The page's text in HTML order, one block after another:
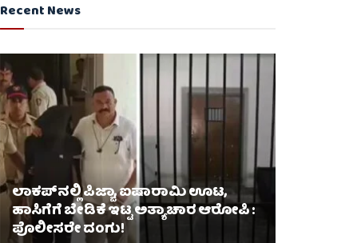
Recent News
ಲಾಕಪ್‌ನಲ್ಲಿ ಪಿಜ್ಜಾ, ಐಷಾರಾಮಿ ಊಟ,
ಹಾಸಿಗೆಗೆ ಬೇಡಿಕೆ ಇಟ್ಟ ಅತ್ಯಾಚಾರ ಆರೋಪಿ :
ಪೊಲೀಸರೇ ದಂಗು!